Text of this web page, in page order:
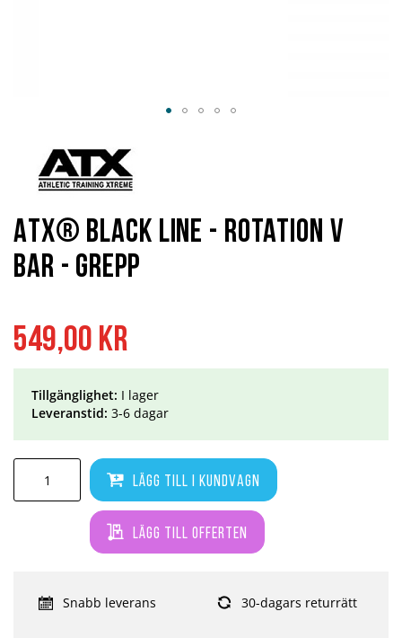
549,00 kr
Lägg till i kundvagn
Lägg till offerten
Tillgänglighet: I lager
Leveranstid: 3-6 dagar
Snabb leverans 30-dagars returrätt
ATX® Black Line - Rotation V
Bar - Grepp
början
bildgalleriet